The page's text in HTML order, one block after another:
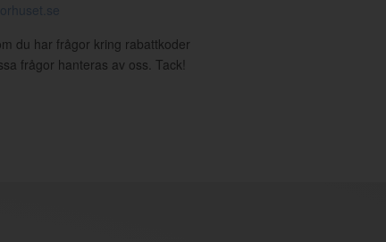
du har frågor kring rabattkoder
frågor hanteras av oss. Tack!